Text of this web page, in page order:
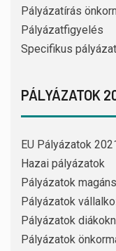
Pályázatírás
Pályázatfigyelés
Specifikus
PÁLYÁZATOK
EU Pályázatok
Hazai pályázatok
Pályázatok
Pályázatok
Pályázatok
Pályázatok